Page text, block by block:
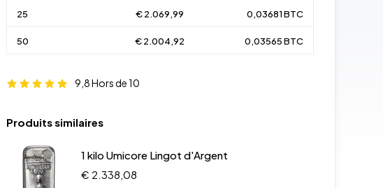
25 € 2.069,99 0,03681 BTC
50 € 2.004,92 0,03565 BTC
9,8Hors de 10
Produits similaires
1 kilo Umicore Lingot d'Argent
€ 2.338,08